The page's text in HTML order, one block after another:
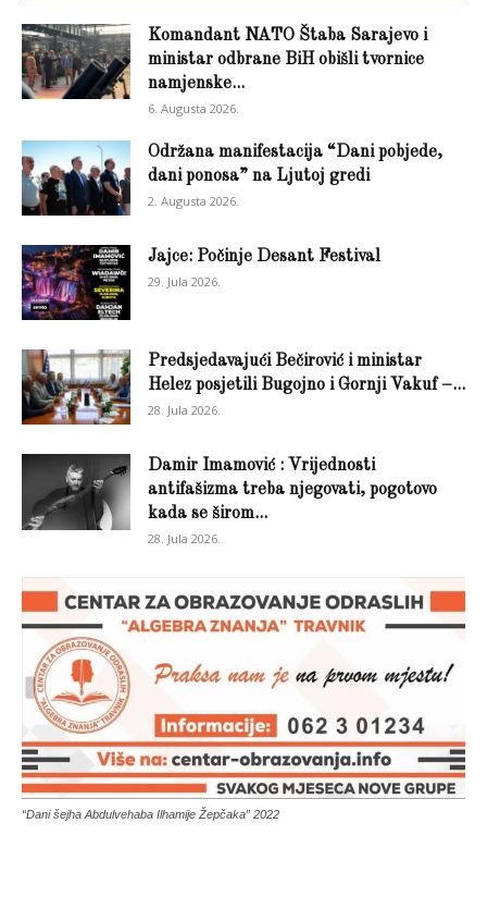
Komandant NATO Štaba Sarajevo i
ministar odbrane BiH obišli tvornice
namjenske...
6. Augusta 2026.
Održana manifestacija “Dani pobjede,
dani ponosa” na Ljutoj gredi
2. Augusta 2026.
Jajce: Počinje Desant Festival
29. Jula 2026.
Predsjedavajući Bečirović i ministar
Helez posjetili Bugojno i Gornji Vakuf –...
28. Jula 2026.
Damir Imamović : Vrijednosti
antifašizma treba njegovati, pogotovo
kada se širom...
28. Jula 2026.
“Dani šejha Abdulvehaba Ilhamije Žepčaka” 2022